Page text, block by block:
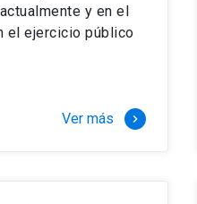
que permite concentrar
entre una variedad de
marzo.
y en el
el ejercicio público
Ver más keyboard_arrow_right